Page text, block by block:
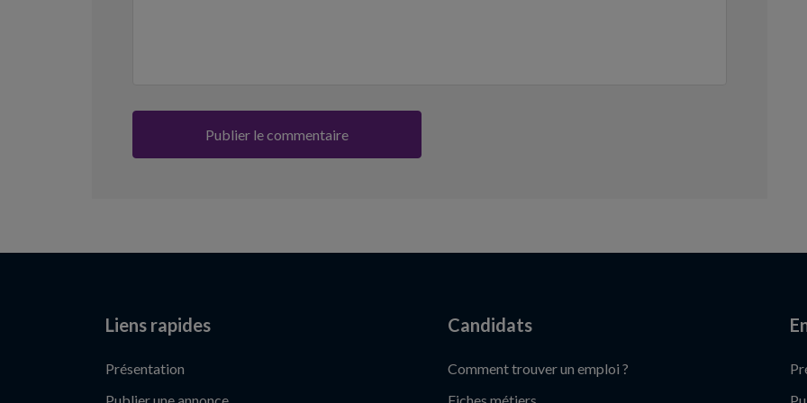
Liens rapides
Présentation
Candidats
Comment trouver un emploi ?